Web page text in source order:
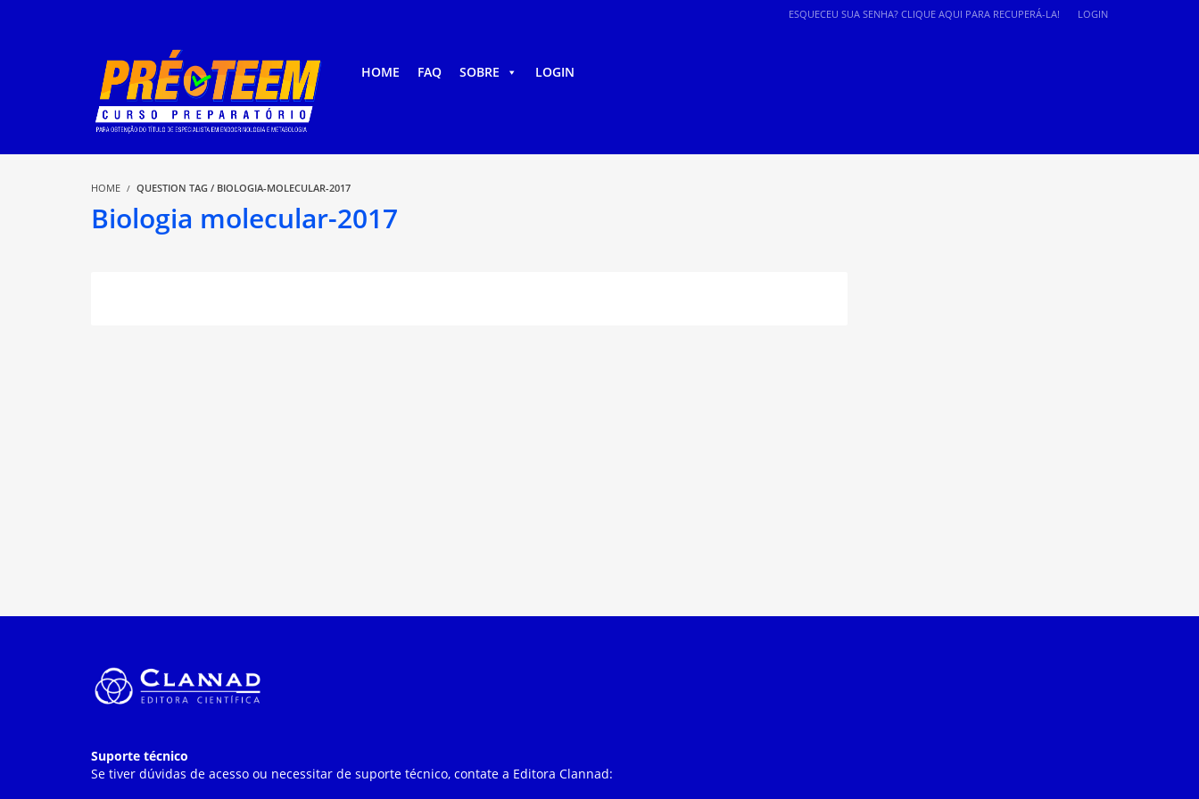
LOGIN
ESQUECEU SUA SENHA? CLIQUE AQUI PARA RECUPERÁ-LA!
HOME FAQ SOBRE LOGIN
HOME QUESTION TAG / BIOLOGIA-MOLECULAR-2017
Biologia molecular-2017
Suporte técnico
Se tiver dúvidas de acesso ou necessitar de suporte técnico, contate a Editora Clannad: